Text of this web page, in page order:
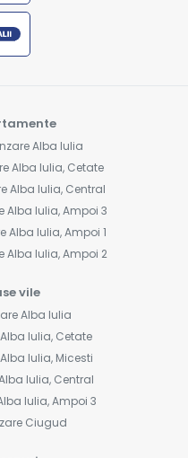
Alba Iulia
Alba Iulia, Cetate
Alba Iulia, Central
Iulia, Ampoi 3
Alba Iulia, Ampoi 1
Alba Iulia, Ampoi 2
vile
Alba Iulia
Iulia, Cetate
Iulia, Micesti
Iulia, Central
Iulia, Ampoi 3
Ciugud